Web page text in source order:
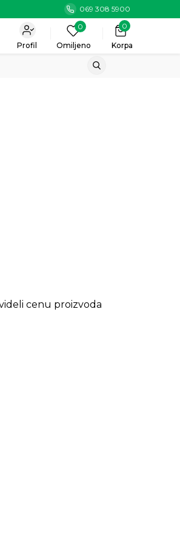
069 308 5900
Korpa
0
0
Omiljeno
Profil
cenu proizvoda